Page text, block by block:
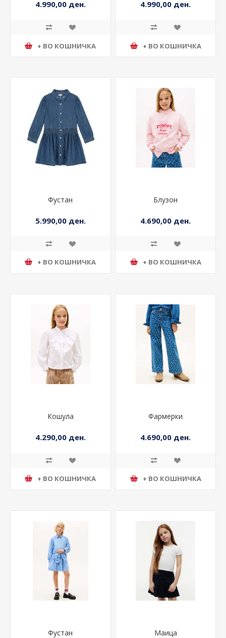
4.990,00 ден.
+ ВО КОШНИЧКА
4.990,00 ден.
+ ВО КОШНИЧКА
Фустан
5.990,00 ден.
+ ВО КОШНИЧКА
Блузон
4.690,00 ден.
+ ВО КОШНИЧКА
Кошула
4.290,00 ден.
+ ВО КОШНИЧКА
Фармерки
4.690,00 ден.
+ ВО КОШНИЧКА
Фустан Маица